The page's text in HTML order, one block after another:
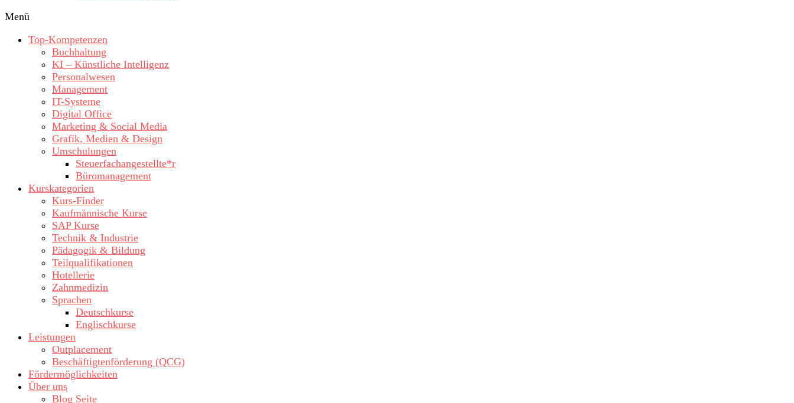
Menü
Top-Kompetenzen
Buchhaltung
KI – Künstliche Intelligenz
Personalwesen
Management
IT-Systeme
Digital Office
Marketing & Social Media
Grafik, Medien & Design
Umschulungen
Steuerfachangestellte*r
Büromanagement
Kurskategorien
Kurs-Finder
Kaufmännische Kurse
SAP Kurse
Technik & Industrie
Pädagogik & Bildung
Teilqualifikationen
Hotellerie
Zahnmedizin
Sprachen
Deutschkurse
Englischkurse
Leistungen
Outplacement
Beschäftigtenförderung (QCG)
Fördermöglichkeiten
Über uns
Blog Seite